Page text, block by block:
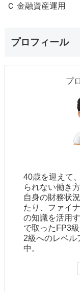
Ｃ 金融資産運用
プロフィール
プ
40歳を迎えて
られない働き
自身の財務状
たり、ファイ
の知識を活用
で取ったFP3
2級へのレベル
中。